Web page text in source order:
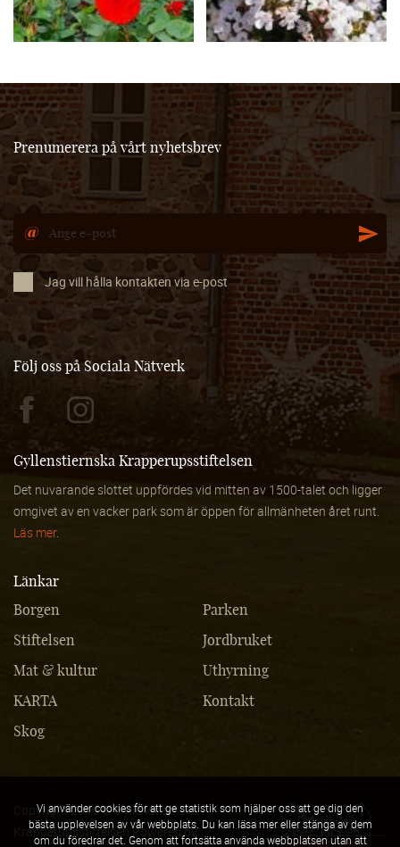
Prenumerera på vårt nyhetsbrev
Jag vill hålla kontakten via e-post
Följ oss på Sociala Nätverk
Gyllenstiernska Krapperupsstiftelsen
Det nuvarande slottet uppfördes vid mitten av 1500-talet och ligger
omgivet av en vacker park som är öppen för allmänheten året runt.
Läs mer.
Länkar
Borgen
Parken
Stiftelsen Jordbruket
Mat & kultur Uthyrning
KARTA Kontakt
Skog
Copyright 2019 © Gyllenstiernska
Krapperupsstiftelsen Powered by
Vi använder cookies för att ge statistik som hjälper oss att ge dig den
bästa upplevelsen av vår webbplats. Du kan läsa mer eller stänga av dem
om du föredrar det. Genom att fortsätta använda webbplatsen utan att